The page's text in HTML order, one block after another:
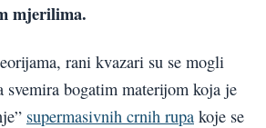
mjerilima.
rani kvazari su se mogli
bogatim materijom koja je
supermasivnih crnih rupa koje se